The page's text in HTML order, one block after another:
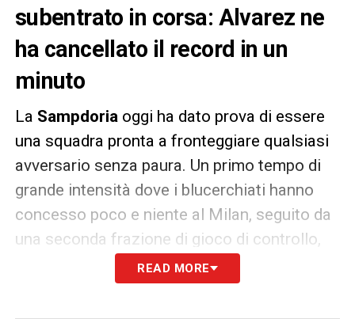
subentrato in corsa: Alvarez ne
ha cancellato il record in un
minuto
La Sampdoria oggi ha dato prova di essere
una squadra pronta a fronteggiare qualsiasi
avversario senza paura. Un primo tempo di
grande intensità dove i blucerchiati hanno
concesso poco e niente al Milan, seguito da
una seconda frazione di gioco di controllo,
intelligenza e soprattutto di gol. Prima
Zapata e poi Ricky Alvarez, subentrato nel
READ MORE